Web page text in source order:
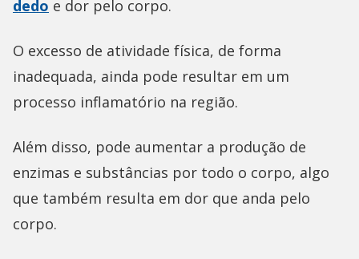
dedo e dor pelo corpo.
O excesso de atividade física, de forma
inadequada, ainda pode resultar em um
processo inflamatório na região.
Além disso, pode aumentar a produção de
enzimas e substâncias por todo o corpo, algo
que também resulta em dor que anda pelo
corpo.